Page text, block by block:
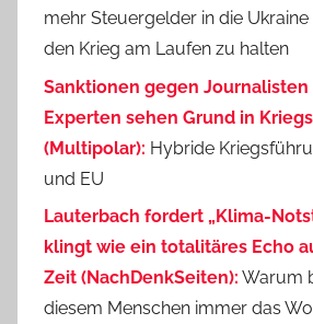
mehr Steuergelder in die
den Krieg am Laufen zu halten
Sanktionen gegen Journalisten
Experten sehen Grund in
(Multipolar): Hybride
und EU
Lauterbach fordert „Klima-
klingt wie ein totalitäres Echo
Zeit (NachDenkSeiten): Warum
diesem Menschen immer das